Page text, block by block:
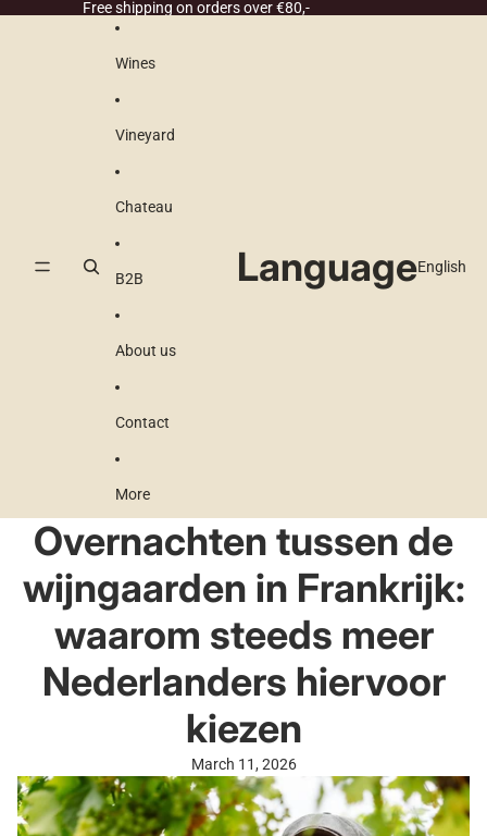
Free shipping on orders over €80,-
Wines
Vineyard
Chateau
B2B
About us
Contact
More
Language
Overnachten tussen de
wijngaarden in Frankrijk:
waarom steeds meer
Nederlanders hiervoor
kiezen
March 11, 2026